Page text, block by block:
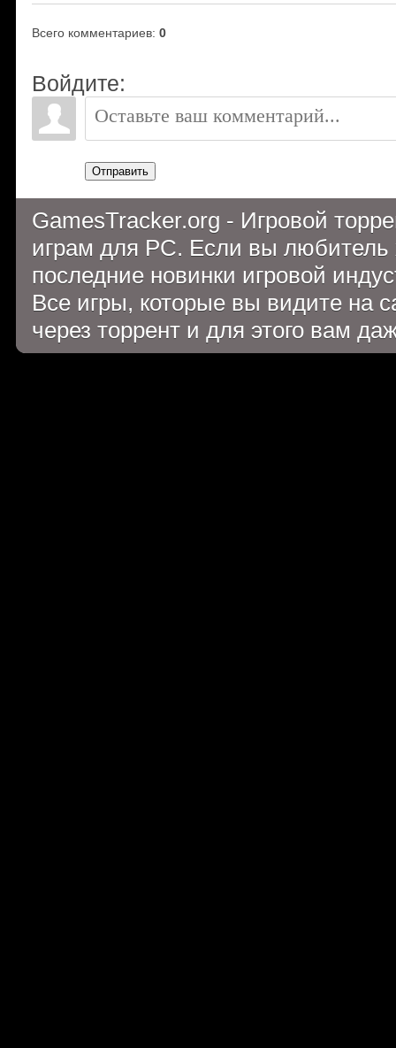
Всего комментариев: 0
Войдите:
Отправить
GamesTracker.org - Игровой
играм для PC. Если вы
последние новинки игровой
Все игры, которые вы видите на
через торрент и для этого вам